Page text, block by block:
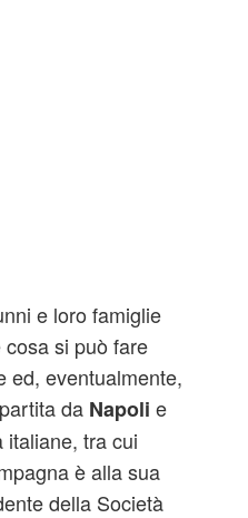
e loro famiglie
si può fare
ed, eventualmente,
da Napoli e
italiane, tra cui
è alla sua
della Società